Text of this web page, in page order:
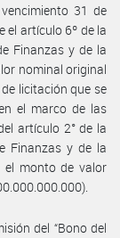
31 de
el artículo 6º de la
Finanzas y de la
nominal original
licitación que se
el marco de las
artículo 2° de la
Finanzas y de la
el monto de valor
del “Bono del